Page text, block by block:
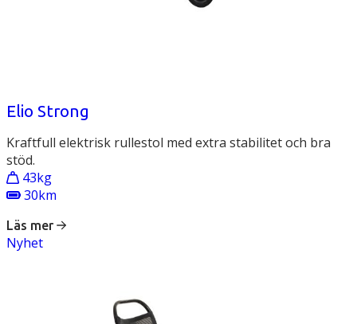
Elio Strong
Kraftfull elektrisk rullestol med extra stabilitet och bra
stöd.
43kg
30km
Läs mer
Nyhet